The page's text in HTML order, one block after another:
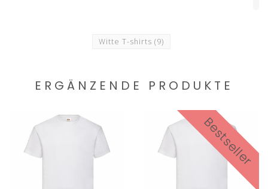
IHRE BEWERTUNG HINZUFÜGEN
Witte T-shirts (9)
ERGÄNZENDE PRODUKTE
Bestseller